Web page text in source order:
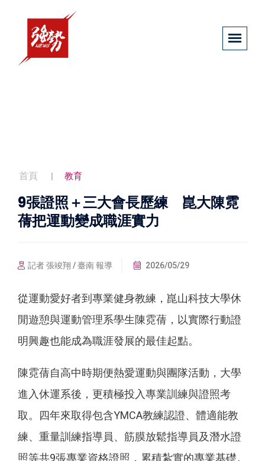
首頁 教育
9張證照＋三大會長歷練 崑大陳霓
蒨把運動變成職涯實力
記者 張竣翔 / 臺南 報導 2026/05/29
從運動愛好者到專業健身教練，崑山科技大學休
閒遊憩與運動管理系學生陳霓蒨，以實際行動證
明興趣也能成為職涯發展的最佳起點。
陳霓蒨自高中時期便熱愛運動與團隊活動，大學
進入休運系後，更積極投入專業訓練與證照考
取。四年來取得包含YMCA教練認證、體適能教
練、重量訓練指導員、筋膜放鬆指導員及潛水證
照等共9張專業資格證照，累積紮實的專業基礎。